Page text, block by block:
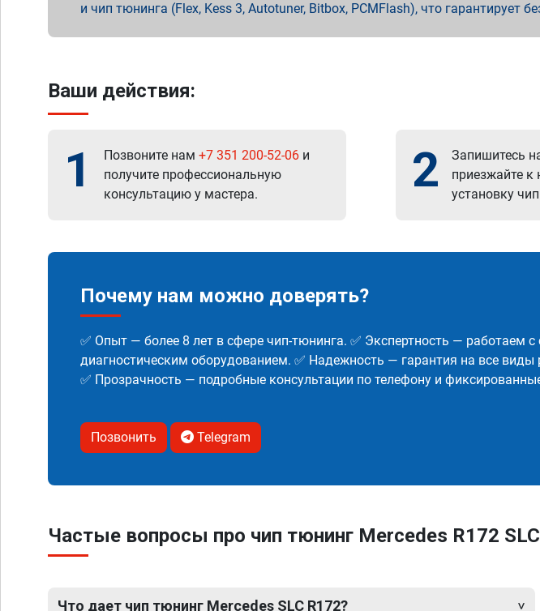
и чип тюнинга (Flex, Kess 3, Autotuner, Bitbox, PCMFlash), что гарантирует
Ваши действия:
1 Позвоните нам +7 351 200-52-06 и
получите профессиональную
консультацию у мастера.
2
Запишитесь
приезжайте к
установку
Почему нам можно доверять?
✅ Опыт — более 8 лет в сфере чип-тюнинга. ✅ Экспертность — работаем
диагностическим оборудованием. ✅ Надежность — гарантия на все виды
✅ Прозрачность — подробные консультации по телефону и
Позвонить Telegram
Частые вопросы про чип тюнинг Mercedes R172
Что дает чип тюнинг Mercedes SLC R172?